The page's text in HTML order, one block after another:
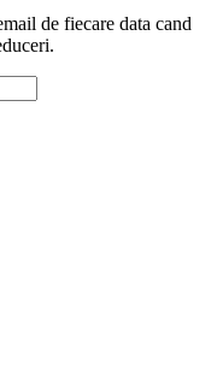
de fiecare data cand